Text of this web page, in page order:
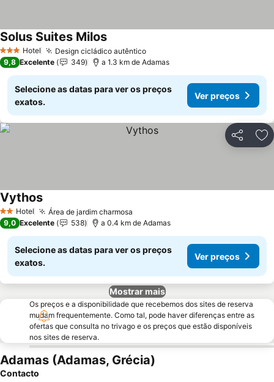
3 EstrelasHotel Design cicládico autêntico
Solus Suites Milos
9,8 Excelente 349 a 1.3 km de Adamas
Selecione as datas para ver os preços
exatos.
Ver preços
Partilhar
2 Estrelas
Hotel Área de jardim charmosa
Vythos
9,0 Excelente 538 a 0.4 km de Adamas
Selecione as datas para ver os preços
exatos.
Ver preços
Mostrar mais
Os preços e a disponibilidade que recebemos dos sites de reserva
mudam frequentemente. Como tal, pode haver diferenças entre as
ofertas que consulta no trivago e os preços que estão disponíveis
nos sites de reserva.
Adamas (Adamas, Grécia)
Contacto